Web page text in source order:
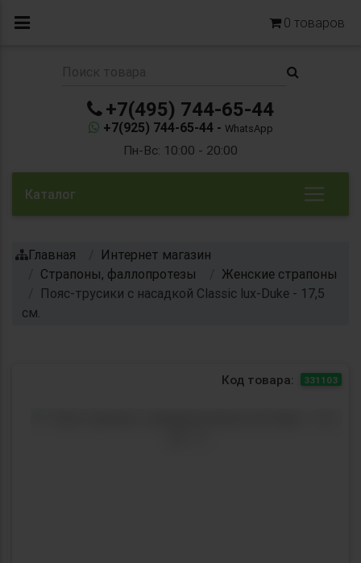
0 товаров
+7(495) 744-65-44
+7(925) 744-65-44 - WhatsApp
Пн-Вс: 10:00 - 20:00
Каталог
Главная
Интернет магазин
Страпоны, фаллопротезы
Женские страпоны
Пояс-трусики с насадкой Classic lux-Duke - 17,5
см.
Код товара: 331103